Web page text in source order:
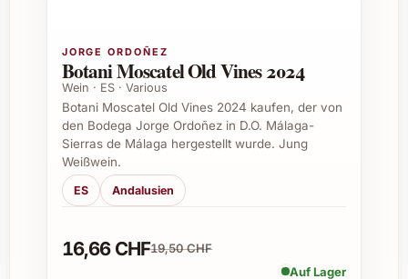
Häufig gestellte Fragen zum Cair
Cuvée 2023
Was macht den Cair Cuvée 2023
besonders?
Die sorgfältige Selektion der Trauben und die
Rebsorten sorgen für einen vielschichtigen
Geschmack und eine angenehme Trinkreife.
JORGE ORDOÑEZ
Botani Moscatel Old Vines 2024
Wein · ES · Various
Botani Moscatel Old Vines 2024 kaufen, der von
den Bodega Jorge Ordoñez in D.O. Málaga-
Sierras de Málaga hergestellt wurde. Jung
Weißwein.
ES Andalusien
16,66 CHF19,50 CHF
Auf Lager